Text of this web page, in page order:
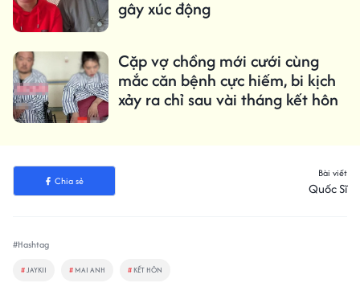
gây xúc động
Cặp vợ chồng mới cưới cùng
mắc căn bệnh cực hiếm, bi kịch
xảy ra chỉ sau vài tháng kết hôn
Chia sẻ
Bài viết
Quốc Sĩ
#Hashtag
#JAYKII # MAI ANH # KẾT HÔN